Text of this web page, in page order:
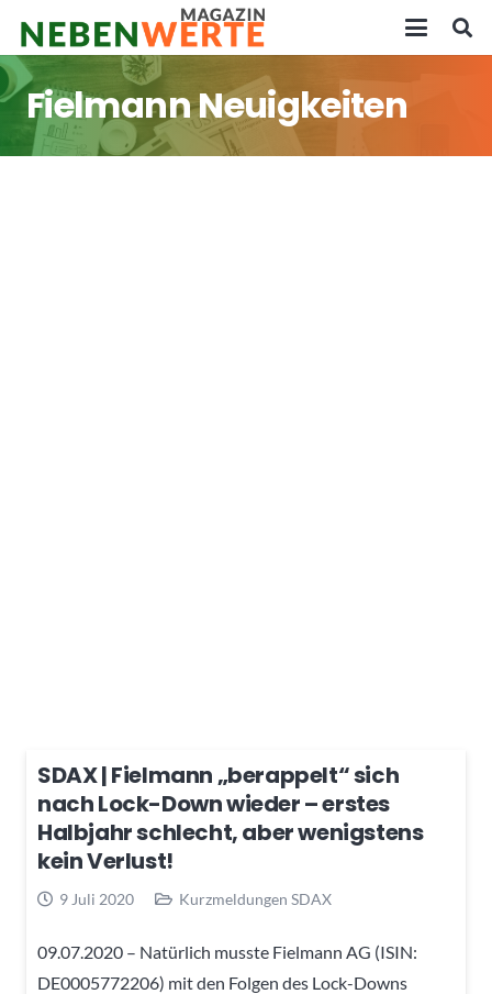
Fielmann Neuigkeiten
SDAX | Fielmann „berappelt“ sich
nach Lock-Down wieder – erstes
Halbjahr schlecht, aber wenigstens
kein Verlust!
9 Juli 2020 Kurzmeldungen SDAX
09.07.2020 – Natürlich musste Fielmann AG (ISIN:
DE0005772206) mit den Folgen des Lock-Downs